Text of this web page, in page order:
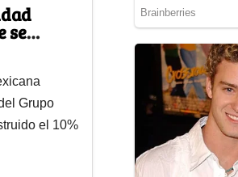
se
Fico
Grupo
el 10%